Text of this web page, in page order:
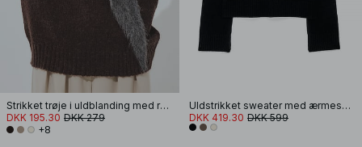
Strikket trøje i uldblanding med rund hals
DKK 195.30 DKK 279
+8
Uldstrikket sweater med ærmesplit
DKK 419.30 DKK 599